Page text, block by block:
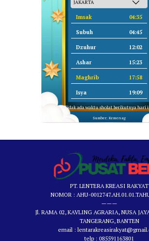
Imsak 04:35
Subuh 04:45
Dzuhur 12:02
Ashar 15:23
Maghrib 17:58
Isya 19:09
Tidak ada waktu sholat berikutnya hari
Sumber: Kemenag
PT. LENTERA KREASI RAKYAT
NOMOR : AHU-
———
Jl. RAMA 02, KAVLING AGRARIA, NUSA
TANGERANG, BANTEN
email :
telp : 085591163801